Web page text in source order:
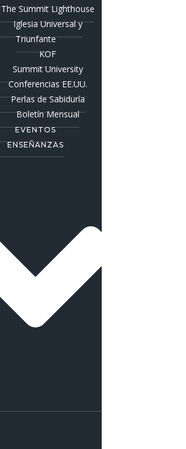
The Summit Lighthouse
Iglesia Universal y
Triunfante
KOF
Summit University
Conferencias EE.UU.
Perlas de Sabiduría
Boletín Mensual
EVENTOS
ENSEÑANZAS